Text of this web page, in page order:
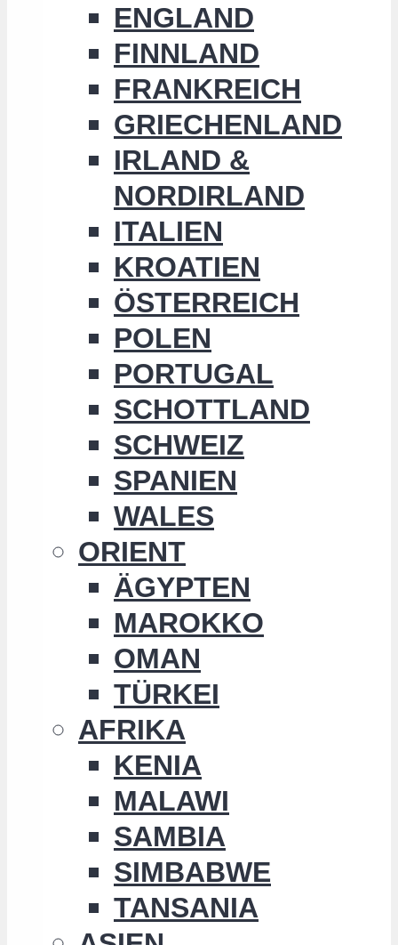
ENGLAND
FINNLAND
FRANKREICH
GRIECHENLAND
IRLAND &
NORDIRLAND
ITALIEN
KROATIEN
ÖSTERREICH
POLEN
PORTUGAL
SCHOTTLAND
SCHWEIZ
SPANIEN
WALES
ORIENT
ÄGYPTEN
MAROKKO
OMAN
TÜRKEI
AFRIKA
KENIA
MALAWI
SAMBIA
SIMBABWE
TANSANIA